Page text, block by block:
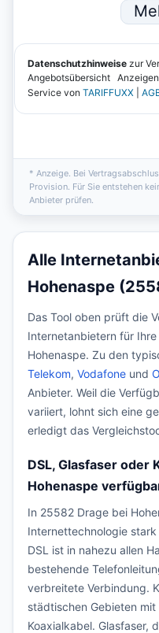
* Anzeige. Bei
Provision. Für Sie entstehen
Anbieter prüfen.
Alle
Hohenaspe
Das Tool oben prüft die
Internetanbietern für
Hohenaspe. Zu den
Telekom, Vodafone und
Anbieter. Weil die
variiert, lohnt sich eine
erledigt das
DSL, Glasfaser oder
Hohenaspe
In 25582 Drage bei
Internettechnologie
DSL ist in nahezu allen
bestehende
verbreitete Verbindung.
städtischen Gebieten
Koaxialkabel. Glasfaser,